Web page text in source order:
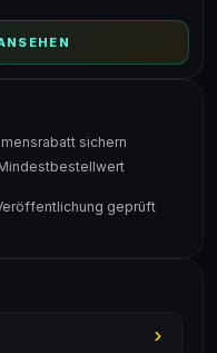
sichern
geprüft